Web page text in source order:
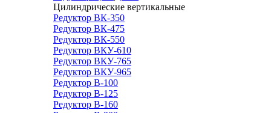
Цилиндрические вертикальные
Редуктор ВК-350
Редуктор ВК-475
Редуктор ВК-550
Редуктор ВКУ-610
Редуктор ВКУ-765
Редуктор ВКУ-965
Редуктор В-100
Редуктор В-125
Редуктор В-160